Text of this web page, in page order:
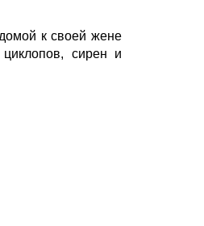
к своей жене
сирен и